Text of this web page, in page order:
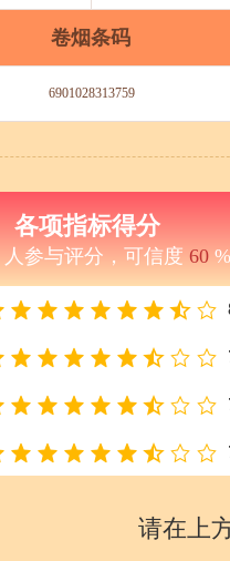
卷烟条码
6901028313759
各项指标得分
人参与评分，可信度 60
请在上